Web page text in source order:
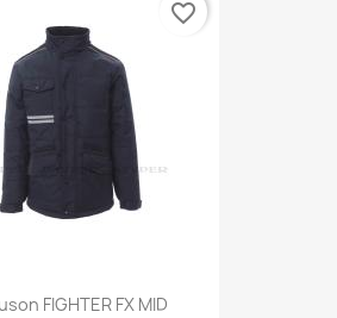
FIGHTER FX MID
favorite_border